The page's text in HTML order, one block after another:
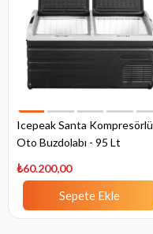
Icepeak Santa Kompresörlü
Oto Buzdolabı - 95 Lt
₺60.200,00
Sepete Ekle